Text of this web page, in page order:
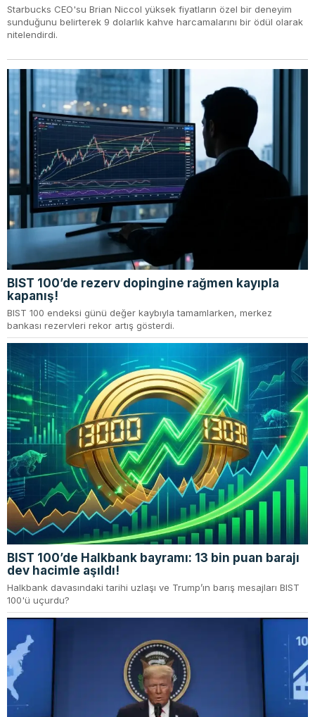
Starbucks CEO'su Brian Niccol yüksek fiyatların özel bir deneyim
sunduğunu belirterek 9 dolarlık kahve harcamalarını bir ödül olarak
nitelendirdi.
BIST 100’de rezerv dopingine rağmen kayıpla
kapanış!
BIST 100 endeksi günü değer kaybıyla tamamlarken, merkez
bankası rezervleri rekor artış gösterdi.
BIST 100’de Halkbank bayramı: 13 bin puan barajı
dev hacimle aşıldı!
Halkbank davasındaki tarihi uzlaşı ve Trump’ın barış mesajları BIST
100'ü uçurdu?